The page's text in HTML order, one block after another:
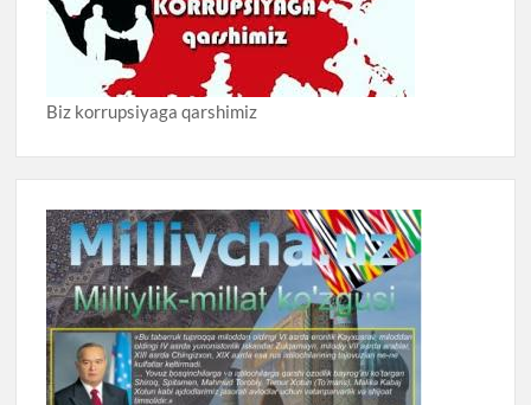
Biz korrupsiyaga qarshimiz